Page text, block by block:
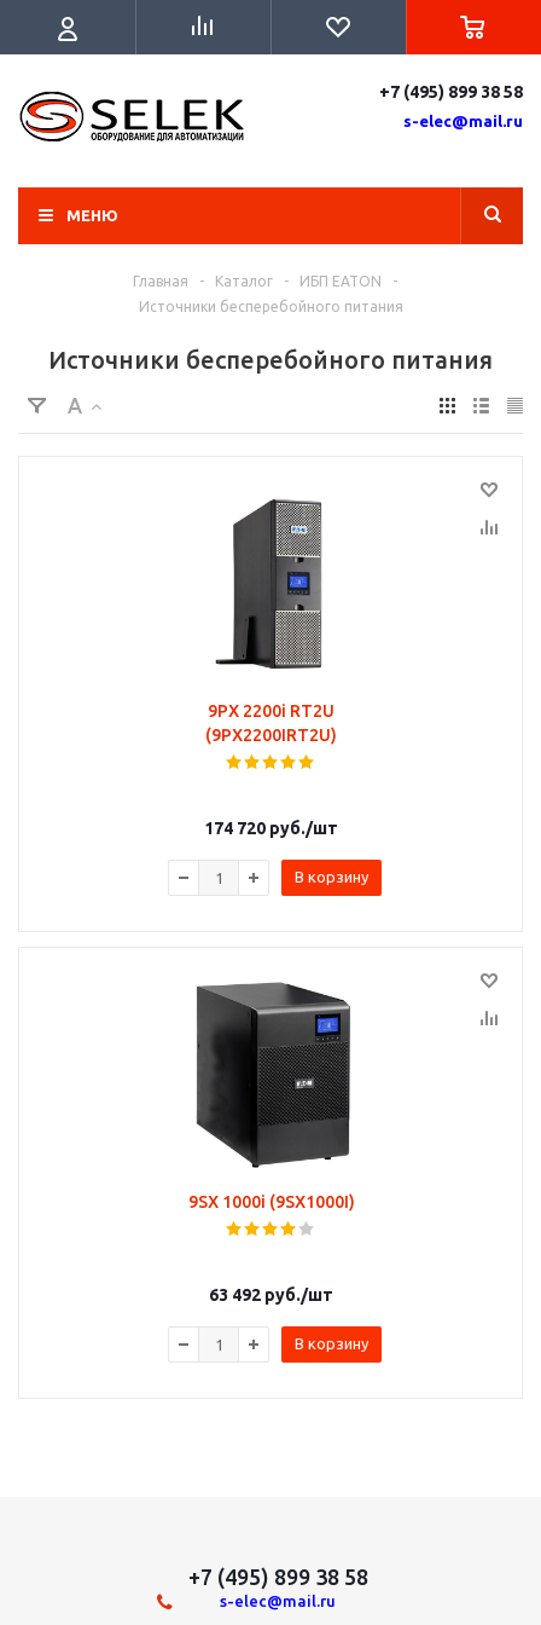
+7 (495) 899 38 58
s-elec@mail.ru
МЕНЮ
Главная - Каталог - ИБП EATON
-
Источники бесперебойного питания
Источники бесперебойного питания
9PX 2200i RT2U
(9PX2200IRT2U)
174 720 руб./шт
В корзину
9SX 1000i (9SX1000I)
63 492 руб./шт
В корзину
+7 (495) 899 38 58
s-elec@mail.ru